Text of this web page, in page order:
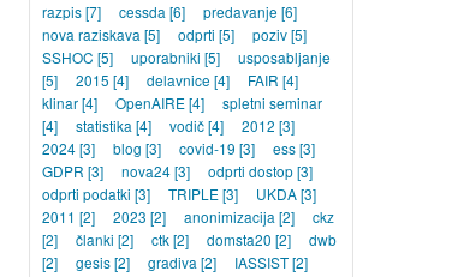
razpis[7] cessda [6] predavanje [6]
nova raziskava [5] odprti [5] poziv[5]
SSHOC [5] uporabniki [5]
usposabljanje
[5]
2015 [4] delavnice [4] FAIR [4]
klinar[4] OpenAIRE [4]
spletni seminar
[4]
statistika [4] vodič[4] 2012 [3]
2024[3] blog [3] covid-19 [3] ess[3]
GDPR [3] nova24[3] odprti dostop[3]
odprti podatki [3] TRIPLE [3] UKDA[3]
2011 [2] 2023 [2] anonimizacija [2]
ckz
[2]
članki [2] ctk[2] domsta20 [2]
dwb
[2]
gesis[2] gradiva [2] IASSIST[2]